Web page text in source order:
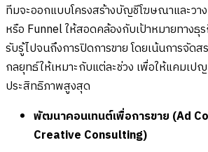
ทีมจะออกแบบโครงสร้างบัญชีโฆษณาและวา
หรือ Funnel ให้สอดคล้องกับเป้าหมายทางธุ
รับรู้ไปจนถึงการปิดการขาย โดยเน้นการจัด
กลยุทธ์ให้เหมาะกับแต่ละช่วง เพื่อให้แคมเป
ประสิทธิภาพสูงสุด
พัฒนาคอนเทนต์เพื่อการขาย (Ad
Creative Consulting)